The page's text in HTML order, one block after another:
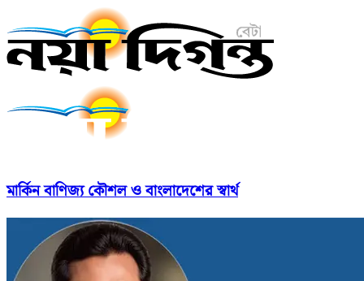
মার্কিন বাণিজ্য কৌশল ও বাংলাদেশের স্বার্থ